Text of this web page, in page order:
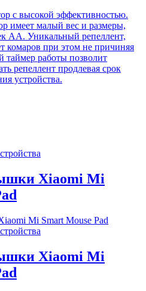
с высокой эффективностью.
имеет малый вес и размеры,
АА. Уникальный репеллент,
комаров при этом не причиняя
таймер работы позволит
репеллент продлевая срок
устройства.
Xiaomi Mi
Xiaomi Mi